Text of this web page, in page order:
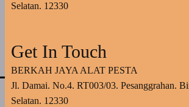
Selatan. 12330
Get In Touch
BERKAH JAYA ALAT PESTA
Jl. Damai. No.4. RT003/03. Pesanggrahan.
Selatan. 12330